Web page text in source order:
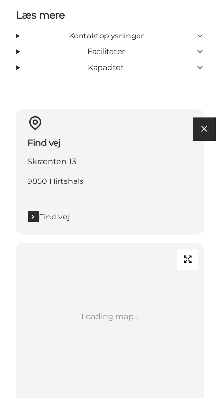
Læs mere
Kontaktoplysninger
Faciliteter
Kapacitet
Find vej
Skrænten 13
9850 Hirtshals
Find vej
Loading map...